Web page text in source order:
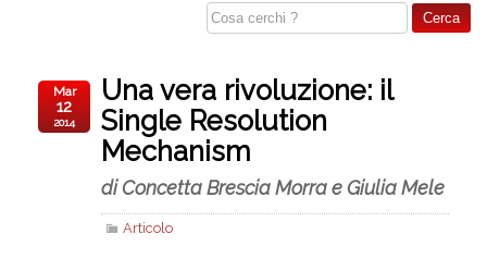
Una vera rivoluzione: il
Single Resolution
Mechanism
di Concetta Brescia Morra e Giulia Mele
Articolo
Mar
12
2014